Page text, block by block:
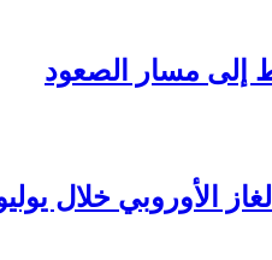
إلى مسار الصعود
الأوروبي خلال